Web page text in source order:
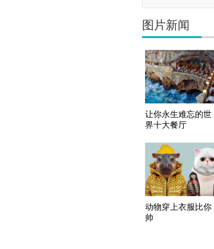
图片新闻
让你永生难忘的世
界十大餐厅
动物穿上衣服比你
帅